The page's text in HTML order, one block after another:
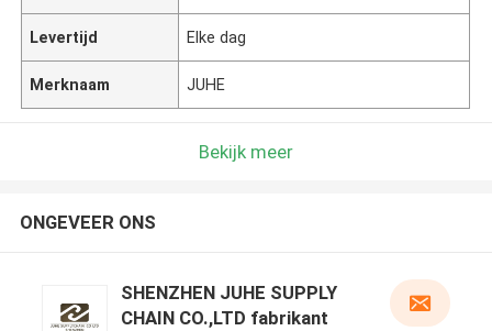
Levertijd Elke dag
Merknaam JUHE
Bekijk meer
ONGEVEER ONS
SHENZHEN JUHE SUPPLY
CHAIN CO.,LTD fabrikant